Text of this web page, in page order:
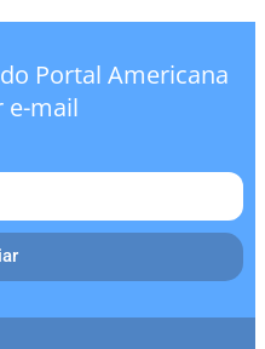
Portal Americana
e-mail